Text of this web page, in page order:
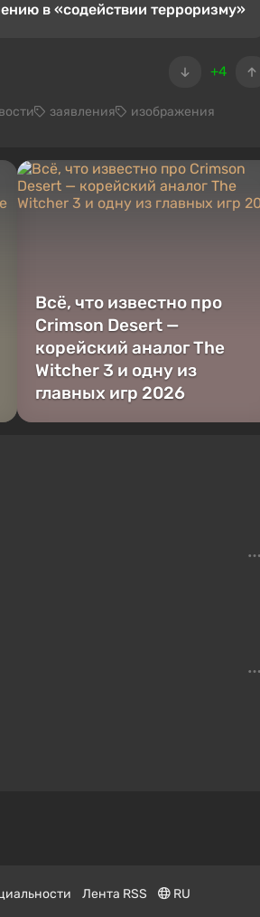
в «содействии терроризму»
+4
заявления изображения
Всё, что известно про
Crimson Desert —
корейский аналог The
Witcher 3 и одну из
главных игр 2026
Лента RSS RU